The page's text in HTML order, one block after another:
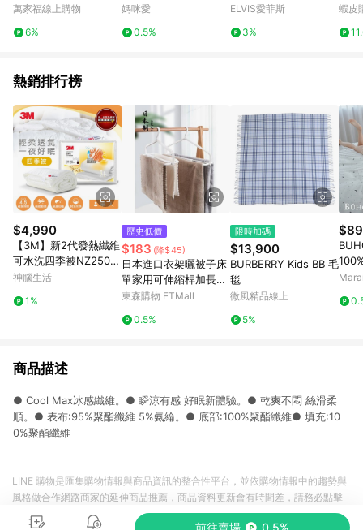
5色可選-雙面涼感冰被
萬家福線上購物
6%
00cm-侏儸紀 (150x2
媽咪愛
0.5%
ELVIS愛菲斯
3%
人可
蝦皮
熱銷排行榜
$4,990
【3M】新2代發熱纖維
可水洗四季被NZ250
(標準單人5x7)
神腦生活
1%
歷史低價
$183 (降$45)
日本進口衣架曬被子床
單家用可伸縮桿加長大
號陽臺曬被套浴巾神器
東森購物 ETMall
0.5%
限時加碼
$13,900
BURBERRY Kids BB 毛
毯
微風精品線上
5%
單
商品描述
● Cool Max冰感纖維。● 瞬涼有感 好眠新體驗。● 乾爽不悶 絲滑柔
順。● 表布:95%聚酯纖維 5%氨綸。● 底部:100%聚酯纖維● 填充:10
0%聚酯纖維
前往賣場 0.5%
LINE 購物是匯集購物情報與商品資訊的整合性平台，並依購物情報中的趨勢與
風格做合作網路商家的延伸商品推薦，商品資料更新會有時間差，請務必點擊
商品至各合作網路商家，確認現售價與購物條件，一切資訊以合作廠商網頁為